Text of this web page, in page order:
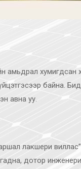
амьдрал
байна.
авна уу.
лакшери виллас”
дотор